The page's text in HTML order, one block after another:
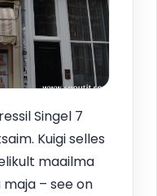
Singel 7
Kuigi selles
maailma
– see on